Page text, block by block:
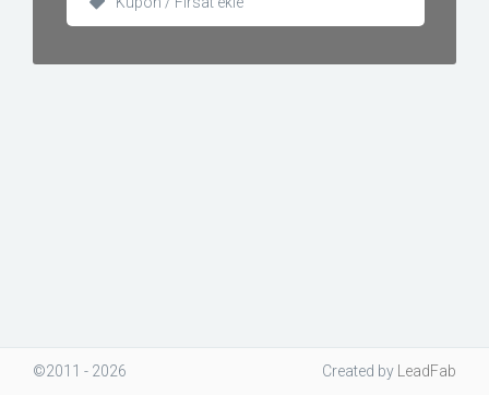
©2011 - 2026 Created by LeadFab